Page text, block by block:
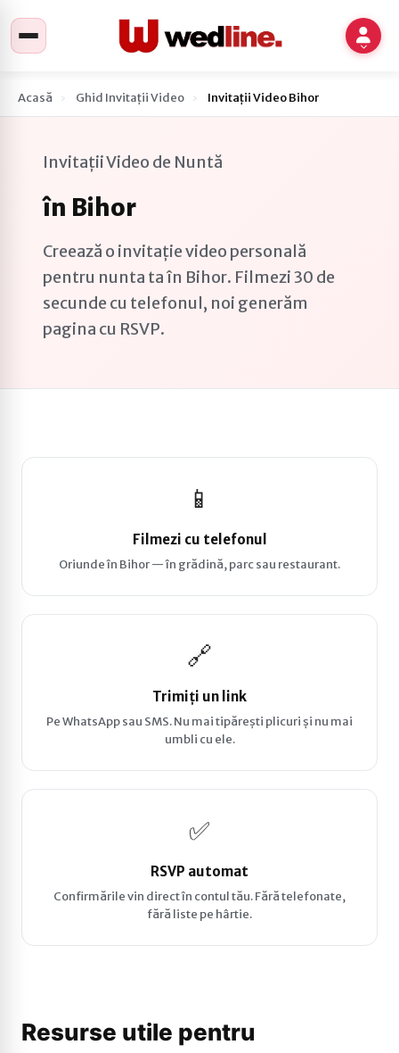
Acasă Ghid Invitații Video Invitații Video Bihor
Invitații Video de Nuntă
în Bihor
Creează o invitație video personală
pentru nunta ta în Bihor. Filmezi 30 de
secunde cu telefonul, noi generăm
pagina cu RSVP.
📱
Filmezi cu telefonul
Oriunde în Bihor — în grădină, parc sau restaurant.
🔗
Trimiți un link
Pe WhatsApp sau SMS. Nu mai tipărești plicuri și nu mai
umbli cu ele.
✅
RSVP automat
Confirmările vin direct în contul tău. Fără telefonate,
fără liste pe hârtie.
Resurse utile pentru